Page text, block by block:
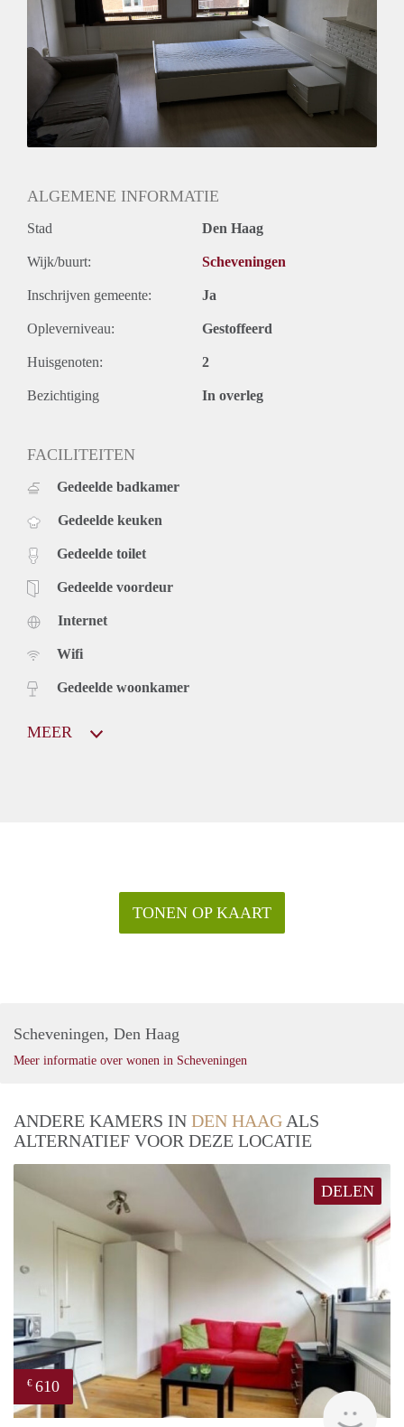
ALGEMENE INFORMATIE
Stad Den Haag
Wijk/buurt: Scheveningen
Inschrijven gemeente: Ja
Opleverniveau: Gestoffeerd
Huisgenoten: 2
Bezichtiging In overleg
FACILITEITEN
Gedeelde badkamer
Gedeelde keuken
Gedeelde toilet
Gedeelde voordeur
Internet
Wifi
Gedeelde woonkamer
MEER
TONEN OP KAART
Scheveningen, Den Haag
Meer informatie over wonen in Scheveningen
ANDERE KAMERS IN DEN HAAGALS
ALTERNATIEF VOOR DEZE LOCATIE
DELEN
€ 610